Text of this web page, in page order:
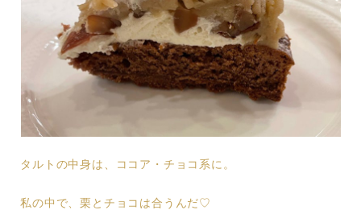
タルトの中身は、ココア・チョコ系に。
私の中で、栗とチョコは合うんだ♡